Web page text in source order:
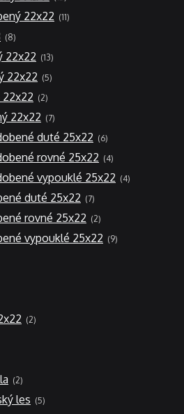
produktů
22x22 1111
produktů
88
produktů
22x22 1313
produktů
22x22 55
produktů
22x22 22
produkty
22x22 77
produktů
duté 25x22 66
produktů
rovné 25x22 44
produkty
vypouklé 25x22 44
produkty
duté 25x22 77
produktů
rovné 25x22 22
produkty
vypouklé 25x22 99
produktů
22
produkty
22
produkty
les 55
produktů